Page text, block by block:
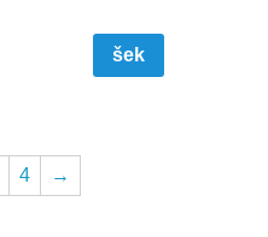
šek
4 →